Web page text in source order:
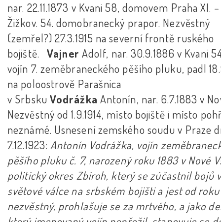
nar. 22.11.1873 v Kvani 58, domovem Praha XI. –
Žižkov. 54. domobranecký prapor. Nezvěstný
(zemřel?) 27.3.1915 na severní frontě ruského
bojiště.Vajner Adolf, nar. 30.9.1886 v Kvani
vojín 7. zeměbraneckého pěšího pluku, padl
na poloostrově Parašnica
v Srbsku Vodrážka Antonín, nar. 6.7.1883 v
Nezvěstný od 1.9.1914, místo bojiště i místo
neznámé. Usnesení zemského soudu v Praze
7.12.1923: Antonín Vodrážka, vojín
pěšího pluku č. 7, narozený roku 1883 v Nové
politický okres Zbiroh, který se zúčastnil bojů
světové válce na srbském bojišti a jest od roku
nezvěstný, prohlašuje se za mrtvého, a jako